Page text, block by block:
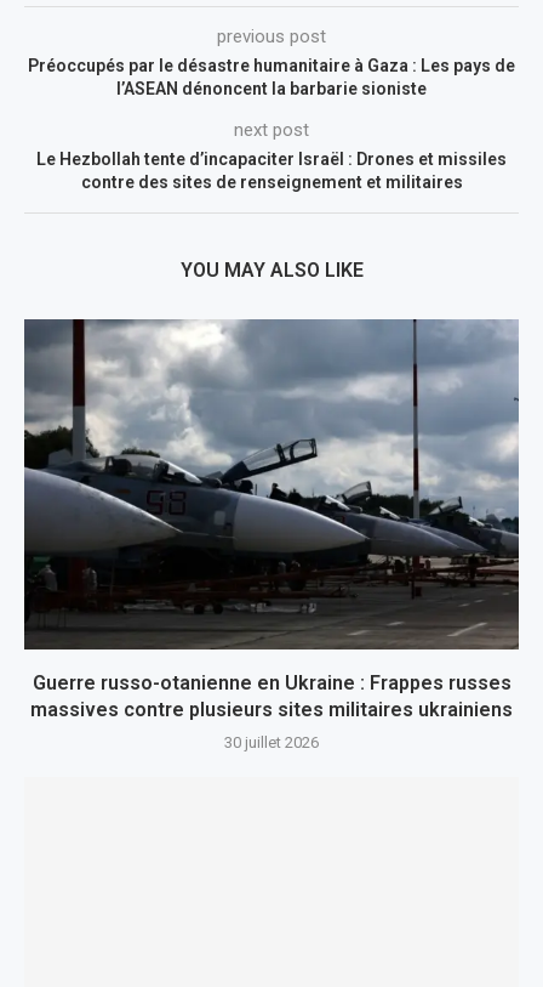
previous post
Préoccupés par le désastre humanitaire à Gaza : Les pays de
l’ASEAN dénoncent la barbarie sioniste
next post
Le Hezbollah tente d’incapaciter Israël : Drones et missiles
contre des sites de renseignement et militaires
YOU MAY ALSO LIKE
Guerre russo-otanienne en Ukraine : Frappes russes
massives contre plusieurs sites militaires ukrainiens
30 juillet 2026